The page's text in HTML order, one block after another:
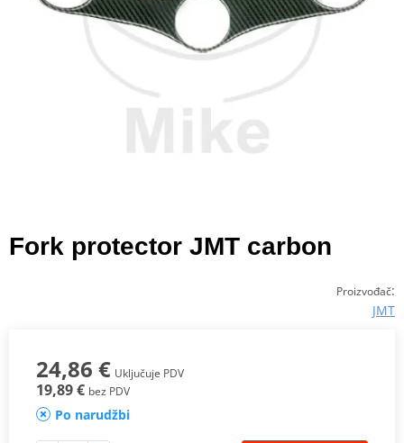
Fork protector JMT carbon
Proizvođač:
JMT
24,86 € Uključuje PDV
19,89 € bez PDV
Po narudžbi